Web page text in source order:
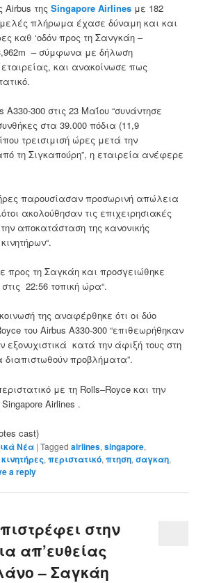
τηςSingapore Airlines με 182
πλήρωμα έχασε δύναμη καικαι
καθ ‘οδόν προς τηΣανγκάη –
–σύμφωνα με δήλωση
και ανακοίνωσε πως
.
A330-300 στις 23 Μαΐου “συνάντησε
στα 39.000 πόδια (11,9
τρεισιμισή ώρες μετά την
τη Σιγκαπούρη”, η εταιρεία ανέφερε
παρουσίασαν προσωρινή απώλεια
ακολούθησαν τις επιχειρησιακές
αποκατάσταση της κανονικής
“.
προς τηΣαγκάη και προσγειώθηκε
22:56 τοπική ώρα“.
της αναφέρθηκεότι οι δύο
τουAirbus A330-300 “επιθεωρήθηκαν
εξονυχιστικά κατά την άφιξή τους στη
διαπιστωθούνπροβλήματα”.
με τη Rolls–Royce και την
Singapore Airlines .
cast)
Νέα |Tagged airlines,singapore,
κινητήρες,περιστατικό,πτηση,σαγκαη,
a reply
στην
απ’ευθείας
– Σαγκάη